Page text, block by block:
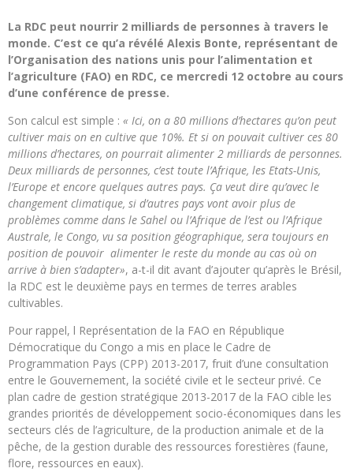
La RDC peut nourrir 2 milliards de personnes à travers le
monde. C’est ce qu’a révélé Alexis Bonte, représentant de
l’Organisation des nations unis pour l’alimentation et
l’agriculture (FAO) en RDC, ce mercredi 12 octobre au cours
d’une conférence de presse.
Son calcul est simple : « Ici, on a 80 millions d’hectares qu’on peut
cultiver mais on en cultive que 10%. Et si on pouvait cultiver ces 80
millions d’hectares, on pourrait alimenter 2 milliards de personnes.
Deux milliards de personnes, c’est toute l’Afrique, les Etats-Unis,
l’Europe et encore quelques autres pays. Ça veut dire qu’avec le
changement climatique, si d’autres pays vont avoir plus de
problèmes comme dans le Sahel ou l’Afrique de l’est ou l’Afrique
Australe, le Congo, vu sa position géographique, sera toujours en
position de pouvoir alimenter le reste du monde au cas où on
arrive à bien s’adapter», a-t-il dit avant d’ajouter qu’après le Brésil,
la RDC est le deuxième pays en termes de terres arables
cultivables.
Pour rappel, l Représentation de la FAO en République
Démocratique du Congo a mis en place le Cadre de
Programmation Pays (CPP) 2013-2017, fruit d’une consultation
entre le Gouvernement, la société civile et le secteur privé. Ce
plan cadre de gestion stratégique 2013-2017 de la FAO cible les
grandes priorités de développement socio-économiques dans les
secteurs clés de l’agriculture, de la production animale et de la
pêche, de la gestion durable des ressources forestières (faune,
flore, ressources en eaux).